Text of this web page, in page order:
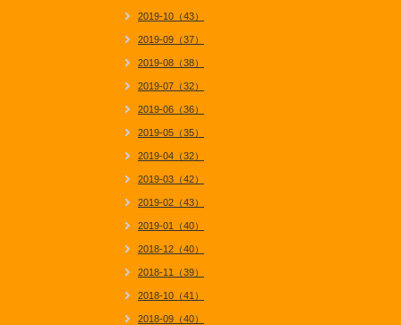
2019-10（43）
2019-09（37）
2019-08（38）
2019-07（32）
2019-06（36）
2019-05（35）
2019-04（32）
2019-03（42）
2019-02（43）
2019-01（40）
2018-12（40）
2018-11（39）
2018-10（41）
2018-09（40）